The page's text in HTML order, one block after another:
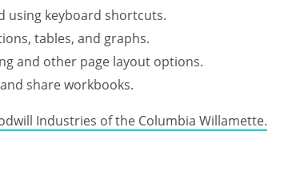
using keyboard shortcuts.
tables, and graphs.
and other page layout options.
share workbooks.
Industries of the Columbia Willamette.